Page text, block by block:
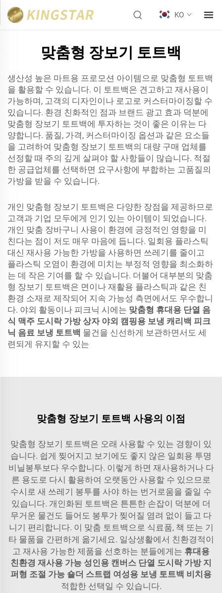
KO
맞춤형 장보기 토트백
생산성 높은 마트용 프로모션 아이템으로 맞춤형 토트백
을 활용할 수 있습니다. 이 토트백은 견고하고 재사용이
가능하며, 고객의 디자인이나 로고로 커스터마이징할 수
있습니다. 환경 친화적인 점과 브랜드 광고 효과 덕분에
맞춤형 장보기 토트백에 투자하는 것이 좋은 이유는 다
양합니다. 품질, 가격, 커스터마이징 옵션과 같은 요소들
을 고려하여 맞춤형 장보기 토트백의 대량 구매 업체를
선정할 때 주의 깊게 살펴야 할 사항들이 많습니다. 적절
한 공급업체를 선택하면 요구사항에 부합하는 고품질의
가방을 받을 수 있습니다.
개인 맞춤형 장보기 토트백은 다양한 장점을 제공하므로
고객과 기업 모두에게 인기 있는 아이템이 되었습니다.
개인 맞춤 장바구니 사용이 환경에 긍정적인 영향을 미
친다는 점이 저도 매우 마음에 듭니다. 일회용 플라스틱
대신 재사용 가능한 가방을 사용하면 쓰레기를 줄이고
플라스틱 오염이 환경에 미치는 부정적 영향을 최소화하
는 데 작은 기여를 할 수 있습니다. 더불어 대부분의 맞춤
형 장보기 토트백은 면이나 재활용 플라스틱과 같은 친
환경 소재로 제작되어 지속 가능성 측면에서도 우수합니
다. 야외 활동이나 피크닉 시에는 맞춤형 휴대용 단열 음
식 맥주 도시락 가방 상자 야외 캠핑용 보냉 캐리백 피크
닉 음료 보냉 토트백 물건을 신선하게 보관하면서도 세
련되게 유지할 수 있는
맞춤형 장보기 토트백 사용의 이점
맞춤형 장보기 토트백은 오래 사용할 수 있는 경향이 있
습니다. 쉽게 찢어지고 보기에도 좋지 않은 일회용 투명
비닐봉투보다 우수합니다. 이렇게 하면 재사용하거나 다
른 용도로 다시 활용하여 오랫동안 사용할 수 있으므로
수시로 새 쓰레기 봉투를 사야 하는 번거로움을 줄일 수
있습니다. 개인화된 토트백은 튼튼한 손잡이 덕분에 더
무거운 물건도 들어도 봉투가 찢어질 염려 없이 들고 다
니기 편리합니다. 이 맞춤 토트백으로 식료품, 책 또는 기
타 물품을 간편하게 옮기세요. 일상생활에서 친환경적이
고 재사용 가능한 제품을 선호하는 분들에게는 휴대용
친환경 재사용 가능 성인용 캔버스 단열 도시락 가방 지
퍼형 조절 가능 숄더 스트랩 여성용 보냉 토트백 비치용
적합한 선택일 수 있습니다.